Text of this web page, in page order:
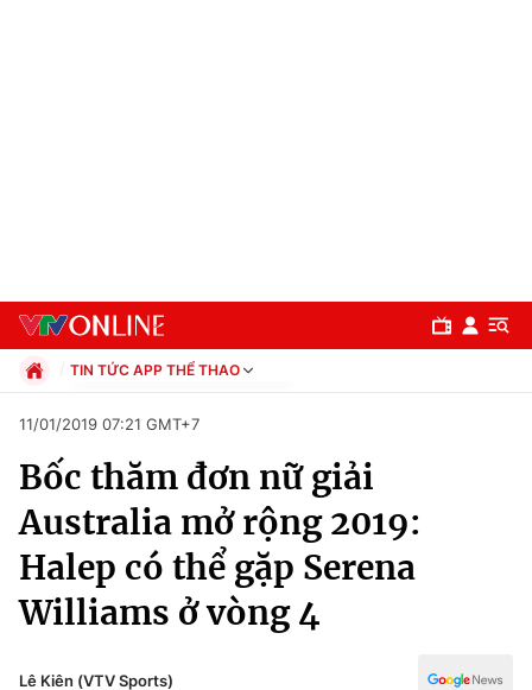
Chuyên mục
Chính trị
Xã hội
Pháp luật
TIN TỨC APP THỂ THAO
Xã hội
Pháp luật
Thể thao
Truyền hình
Văn hóa - Giải trí
Y tế
Công nghệ
11/01/2019 07:21 GMT+7
Bốc thăm đơn nữ giải
Australia mở rộng 2019:
Halep có thể gặp Serena
Williams ở vòng 4
Lê Kiên (VTV Sports)